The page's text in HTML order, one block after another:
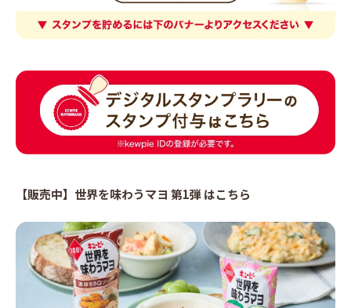
【販売中】世界を味わうマヨ 第1弾 はこちら